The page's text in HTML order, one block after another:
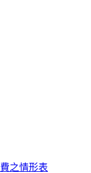
之情形表